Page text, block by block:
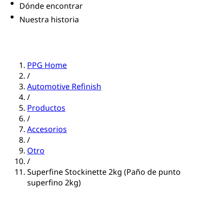
Dónde encontrar
Nuestra historia
PPG Home
/
Automotive Refinish
/
Productos
/
Accesorios
/
Otro
/
Superfine Stockinette 2kg (Paño de punto
superfino 2kg)